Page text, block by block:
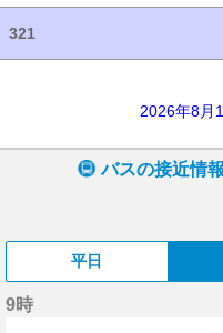
321
2026年8月
バスの接近情報
平日
9時